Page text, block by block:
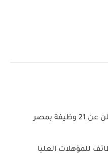
بمصر
للمؤهلات العليا